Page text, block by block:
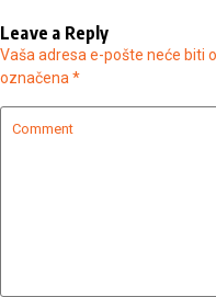
Leave a Reply
Vaša adresa e-pošte neće biti
označena *